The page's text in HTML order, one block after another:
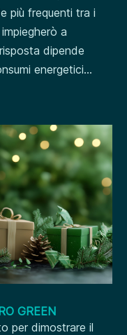
più frequenti tra i
a
dipende
energetici...
GREEN
per dimostrare il